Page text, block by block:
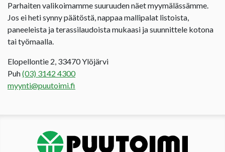
Parhaiten valikoimamme suuruuden näet myymälässämme.
Jos ei heti synny päätöstä, nappaa mallipalat listoista,
paneeleista ja terassilaudoista mukaasi ja suunnittele kotona
tai työmaalla.
Elopellontie 2, 33470 Ylöjärvi
Puh(03) 3142 4300
myynti@puutoimi.fi